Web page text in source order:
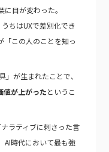
目が変わった。
ちはUXで差別化でき
「この人のことを知っ
が生まれたことで、
値が上がったというこ
ラティブに刺さった言
時代において最も強